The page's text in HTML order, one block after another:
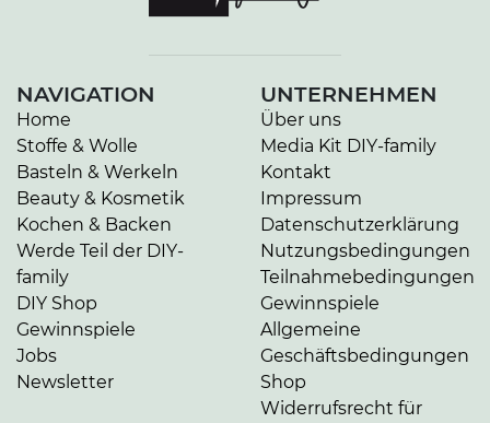
NAVIGATION
Home
Stoffe & Wolle
Basteln & Werkeln
Beauty & Kosmetik
Kochen & Backen
Werde Teil der DIY-
family
DIY Shop
Gewinnspiele
Jobs
Newsletter
UNTERNEHMEN
Über uns
Media Kit DIY-family
Kontakt
Impressum
Datenschutzerklärung
Nutzungsbedingungen
Teilnahmebedingungen
Gewinnspiele
Allgemeine
Geschäftsbedingungen
Shop
Widerrufsrecht für